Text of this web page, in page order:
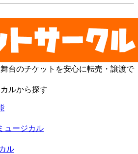
台のチケットを安心に転売・譲渡で
ルから探す
ュージカル
ル